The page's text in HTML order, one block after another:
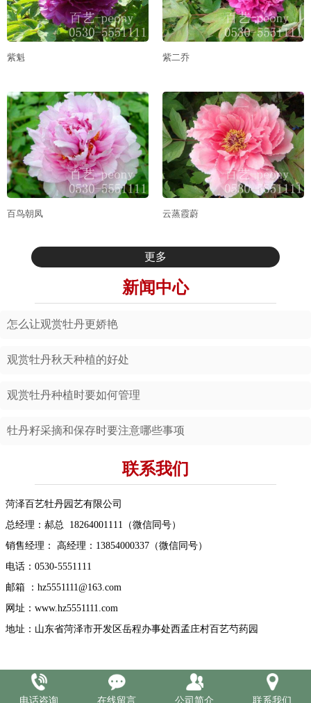
紫魁 紫二乔
百鸟朝凤 云蒸霞蔚
更多
新闻中心
怎么让观赏牡丹更娇艳
观赏牡丹秋天种植的好处
观赏牡丹种植时要如何管理
牡丹籽采摘和保存时要注意哪些事项
联系我们
菏泽百艺牡丹园艺有限公司
总经理：郝总 18264001111（微信同号）
销售经理： 高经理：13854000337（微信同号）
电话：0530-5551111
邮箱 ：hz5551111@163.com
网址：www.hz5551111.com
地址：山东省菏泽市开发区岳程办事处西孟庄村百艺芍药园
电话咨询 在线留言 公司简介 联系我们